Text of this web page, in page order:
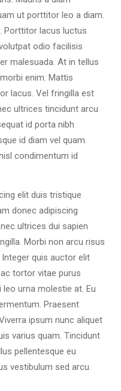
ut porttitor leo a diam.
Porttitor lacus luctus
odio facilisis
malesuada. At in tellus
enim. Mattis
lacus. Vel fringilla est
ultrices tincidunt arcu
id porta nibh
id diam vel quam.
condimentum id
elit duis tristique
donec adipiscing
ultrices dui sapien
Morbi non arcu risus
quis auctor elit
tortor vitae purus
urna molestie at. Eu
Praesent
ipsum nunc aliquet
varius quam. Tincidunt
pellentesque eu
vestibulum sed arcu.